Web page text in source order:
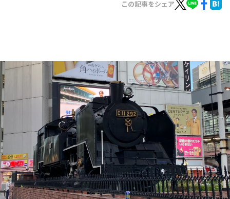
お知らせ
イベント・グッズ
YouTube
会社情報
この記事をシェア